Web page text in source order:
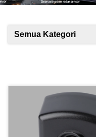
Semua Kategori